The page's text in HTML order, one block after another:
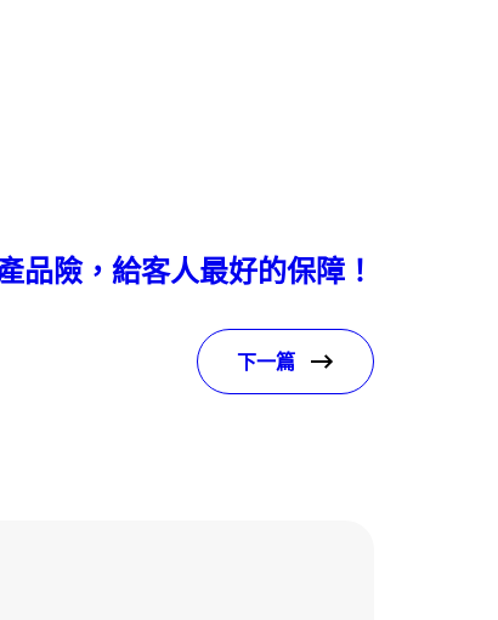
品險，給客人最好的保障！
下一篇